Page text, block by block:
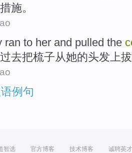
措施。
ran to her and pulled the
去把梳子从她的头发上拔
例句
智选 官方博客 技术博客 诚聘英才